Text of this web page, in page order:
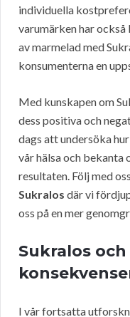
individuella
varumärken har också
av marmelad med
konsumenterna en
Med kunskapen om
dess positiva och
dags att undersöka
vår hälsa och bekanta
resultaten. Följ med
Sukralos där vi
oss på en mer
Sukralos
I vår fortsatta